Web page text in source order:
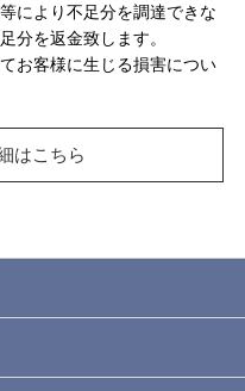
により不足分を調達できな
分を返金致します。
お客様に生じる損害につい
はこちら